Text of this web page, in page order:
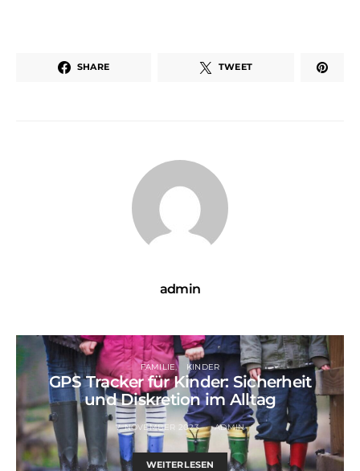
SHARE TWEET
admin
FAMILIE KINDER
GPS Tracker für Kinder: Sicherheit
und Diskretion im Alltag
7. NOVEMBER 2023 ADMIN
WEITERLESEN